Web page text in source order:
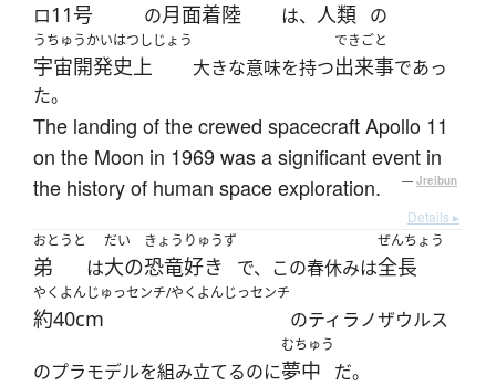
ロ11号 の月面着陸 は、 人類 の
うちゅうかいはつしじょう
宇宙開発史上 大きな意味を持つ
できごと
出来事であっ
た。
The landing of the crewed spacecraft Apollo 11
on the Moon in 1969 was a significant event in
the history of human space exploration.
— Jreibun
Details ▸
おとうと
弟 は
だい
大の
きょうりゅうず
恐竜好き で、この春休みは
ぜんちょう
全長
やくよんじゅっセンチ/やくよんじっセンチ
約40cm のティラノザウルス
のプラモデルを組み立てるのに
むちゅう
夢中 だ。